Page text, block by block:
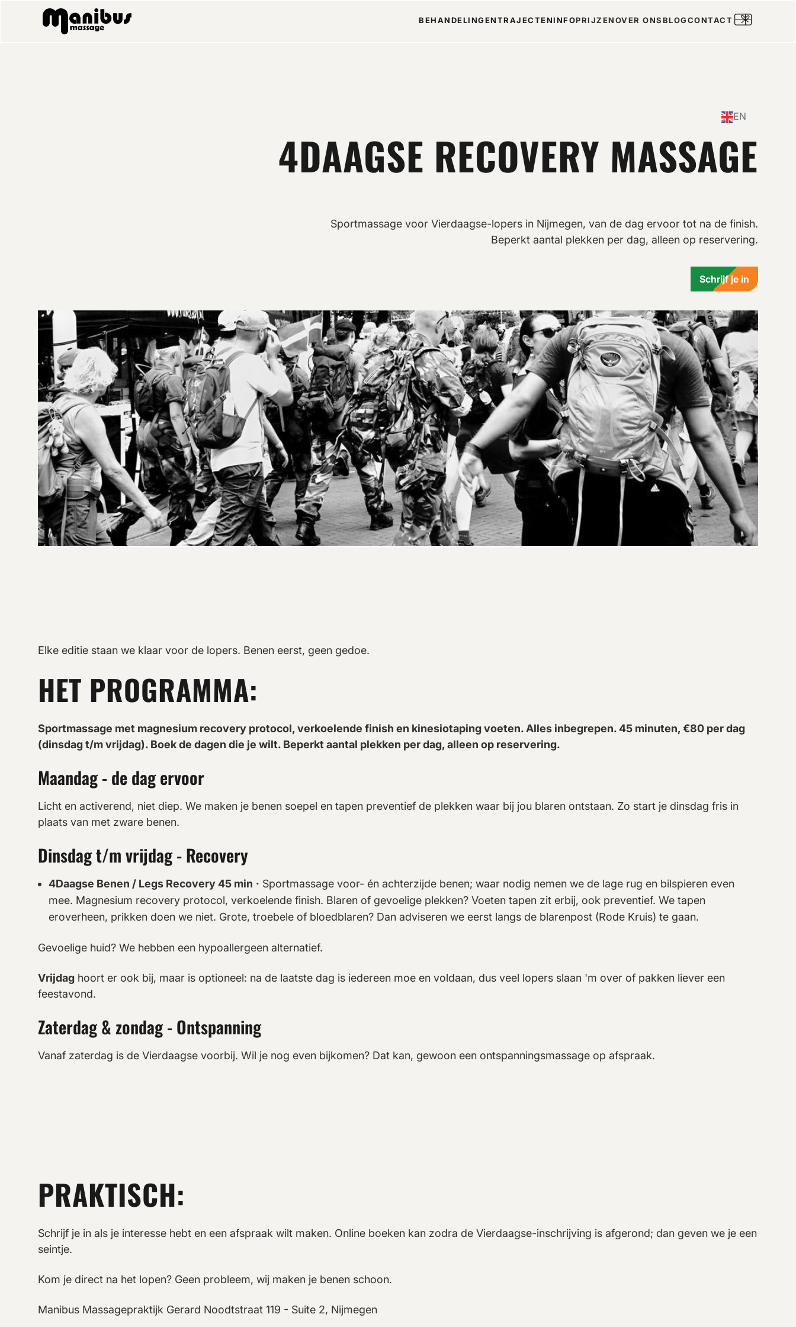
BEHANDELINGENTRAJECTENINFOPRIJZENOVER ONSBLOGCONTACT
EN
4DAAGSE RECOVERY MASSAGE
Sportmassage voor Vierdaagse-lopers in Nijmegen, van de dag ervoor tot na de finish.
Beperkt aantal plekken per dag, alleen op reservering.
Schrijf je in
Elke editie staan we klaar voor de lopers. Benen eerst, geen gedoe.
HET PROGRAMMA:
Sportmassage met magnesium recovery protocol, verkoelende finish en kinesiotaping voeten. Alles inbegrepen. 45 minuten, €80 per dag
(dinsdag t/m vrijdag). Boek de dagen die je wilt. Beperkt aantal plekken per dag, alleen op reservering.
Maandag - de dag ervoor
Licht en activerend, niet diep. We maken je benen soepel en tapen preventief de plekken waar bij jou blaren ontstaan. Zo start je dinsdag fris in
plaats van met zware benen.
Dinsdag t/m vrijdag - Recovery
4Daagse Benen / Legs Recovery 45 min · Sportmassage voor- én achterzijde benen; waar nodig nemen we de lage rug en bilspieren even
mee. Magnesium recovery protocol, verkoelende finish. Blaren of gevoelige plekken? Voeten tapen zit erbij, ook preventief. We tapen
eroverheen, prikken doen we niet. Grote, troebele of bloedblaren? Dan adviseren we eerst langs de blarenpost (Rode Kruis) te gaan.
Gevoelige huid? We hebben een hypoallergeen alternatief.
Vrijdag hoort er ook bij, maar is optioneel: na de laatste dag is iedereen moe en voldaan, dus veel lopers slaan 'm over of pakken liever een
feestavond.
Zaterdag & zondag-Ontspanning
Vanaf zaterdag is de Vierdaagse voorbij. Wil je nog even bijkomen? Dat kan, gewoon een ontspanningsmassage op afspraak.
PRAKTISCH:
Schrijf je in als je interesse hebt en een afspraak wilt maken. Online boeken kan zodra de Vierdaagse-inschrijving is afgerond; dan geven we je een
seintje.
Kom je direct na het lopen? Geen probleem, wij maken je benen schoon.
Manibus Massagepraktijk Gerard Noodtstraat 119 - Suite 2, Nijmegen